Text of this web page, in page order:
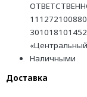
Наличными
Доставка